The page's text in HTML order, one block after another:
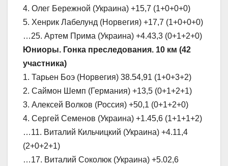
4. Олег Бережной (Украина) +15,7 (1+0+0+0)
5. Хенрик Лабелунд (Норвегия) +17,7 (1+0+0+0)
…25. Артем Прима (Украина) +4.43,3 (0+1+2+0)
Юниоры. Гонка преследования. 10 км (42
участника)
1. Тарьен Боэ (Норвегия) 38.54,91 (1+0+3+2)
2. Саймон Шемп (Германия) +13,5 (0+1+2+1)
3. Алексей Волков (Россия) +50,1 (0+1+2+0)
4. Сергей Семенов (Украина) +1.45,6 (1+1+1+2)
…11. Виталий Кильчицкий (Украина) +4.11,4
(2+0+2+1)
…17. Виталий Соколюк (Украина) +5.02,6